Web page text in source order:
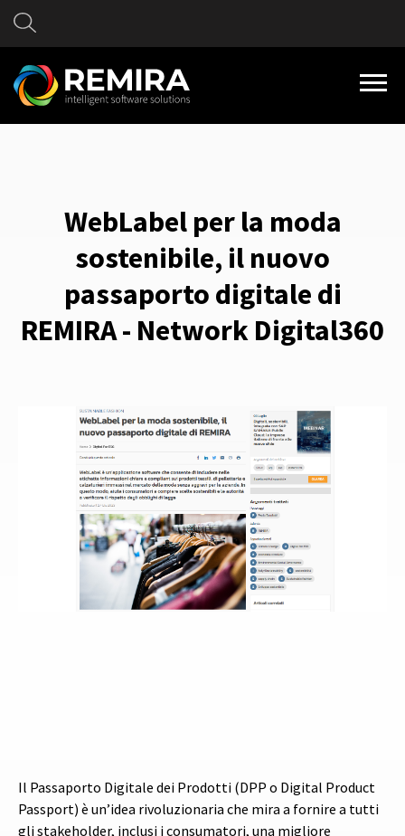
WebLabel per la moda
sostenibile, il nuovo
passaporto digitale di
REMIRA - Network Digital360
Il Passaporto Digitale dei Prodotti (DPP o Digital Product
Passport) è un’idea rivoluzionaria che mira a fornire a tutti
gli stakeholder, inclusi i consumatori, una migliore